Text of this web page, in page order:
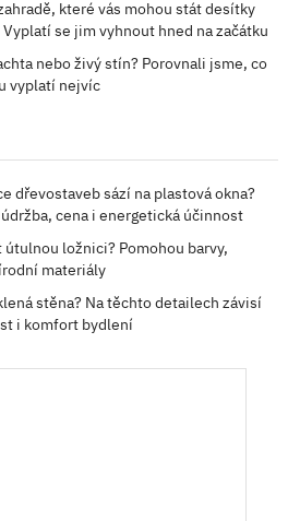
které vás mohou stát desítky
se jim vyhnout hned na začátku
nebo živý stín? Porovnali jsme, co
vyplatí nejvíc
dřevostaveb sází na plastová okna?
cena i energetická účinnost
ložnici? Pomohou barvy,
materiály
stěna? Na těchto detailech závisí
i komfort bydlení